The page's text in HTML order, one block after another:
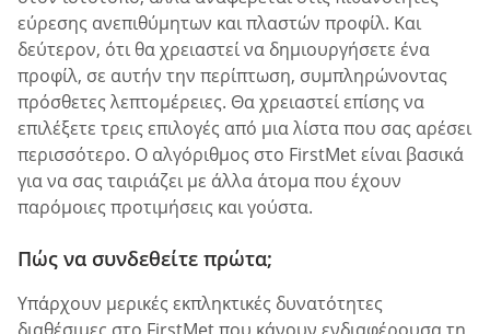
εύρεσης ανεπιθύμητων και πλαστών προφίλ. Και
δεύτερον, ότι θα χρειαστεί να δημιουργήσετε ένα
προφίλ, σε αυτήν την περίπτωση, συμπληρώνοντας
πρόσθετες λεπτομέρειες. Θα χρειαστεί επίσης να
επιλέξετε τρεις επιλογές από μια λίστα που σας αρέσει
περισσότερο. Ο αλγόριθμος στο FirstMet είναι βασικά
για να σας ταιριάζει με άλλα άτομα που έχουν
παρόμοιες προτιμήσεις και γούστα.
Πώς να συνδεθείτε πρώτα;
Υπάρχουν μερικές εκπληκτικές δυνατότητες